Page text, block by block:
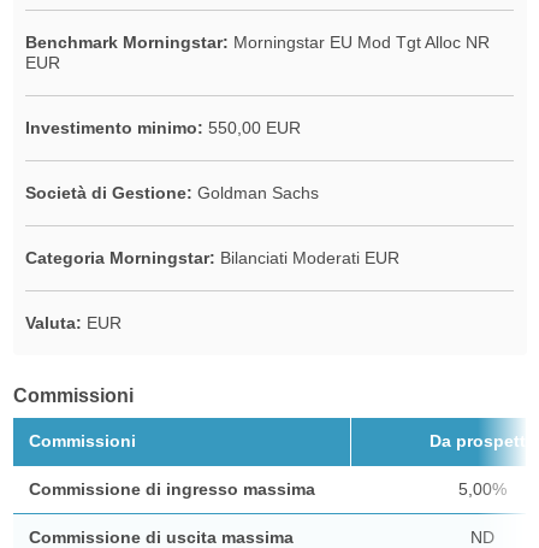
Benchmark Morningstar: Morningstar EU Mod Tgt Alloc NR
EUR
Investimento minimo: 550,00 EUR
Società di Gestione: Goldman Sachs
Categoria Morningstar: Bilanciati Moderati EUR
Valuta: EUR
Commissioni
Commissioni Da prospetto
Commissione di ingresso massima 5,00%
Commissione di uscita massima ND